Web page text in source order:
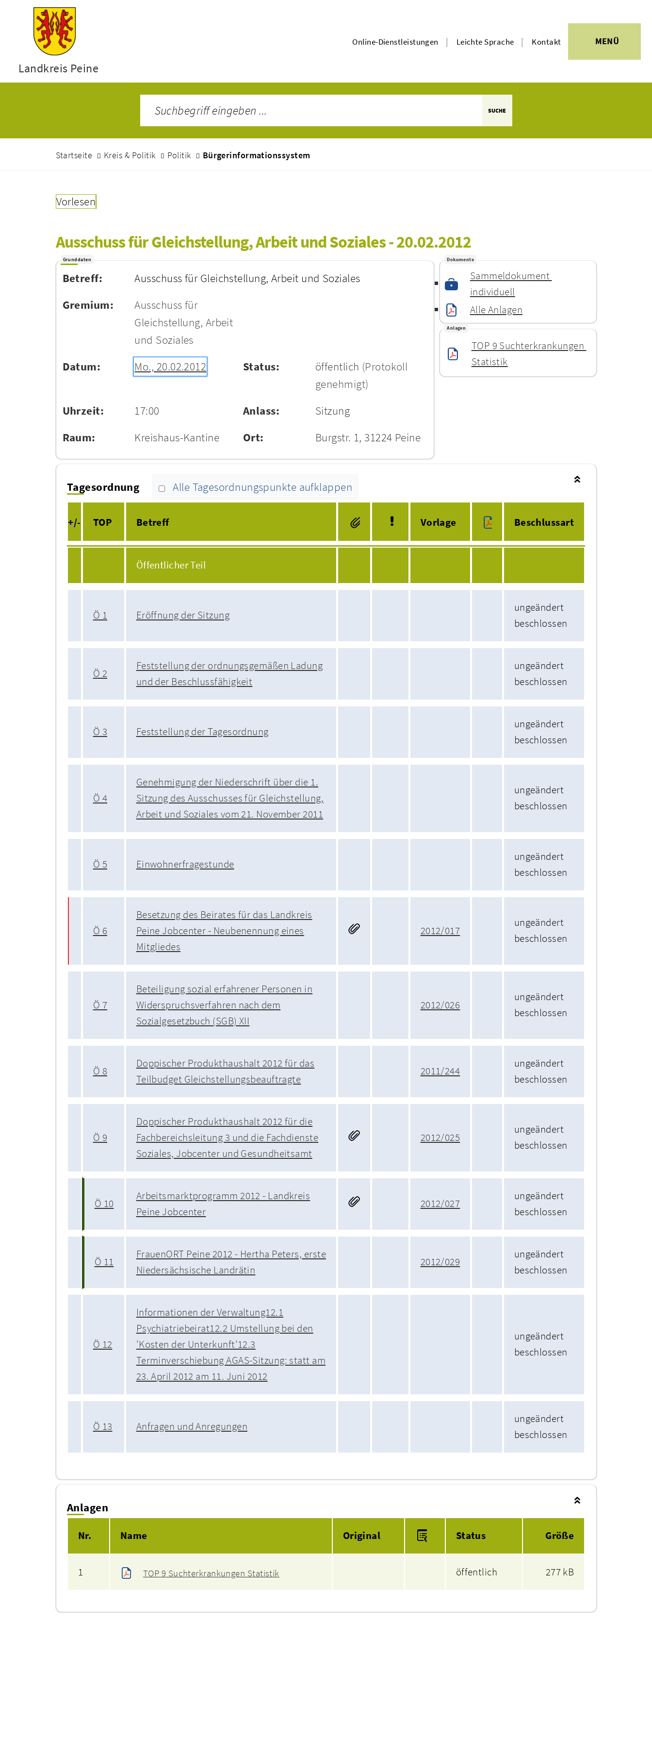
Landkreis Peine
Online-Dienstleistungen | Leichte Sprache | Kontakt MENÜ
SUCHE
Startseite Kreis & Politik Politik Bürgerinformationssystem
Vorlesen
Ausschuss für Gleichstellung, Arbeit und Soziales - 20.02.2012
Grunddaten
Betreff:
Ausschuss für Gleichstellung, Arbeit und Soziales
Gremium:
Ausschuss für
Gleichstellung, Arbeit
und Soziales
Datum:
Mo., 20.02.2012 Status: öffentlich (Protokoll
genehmigt)
Uhrzeit:
17:00 Anlass:
Sitzung
Raum:
Kreishaus-Kantine Ort: Burgstr. 1, 31224 Peine
Dokumente
Sammeldokument
individuell
Alle Anlagen
Anlagen
TOP 9 Suchterkrankungen
Statistik
Tagesordnung Alle Tagesordnungspunkte aufklappen
Tagesordnung
+/-
TOP Betreff Vorlage Beschlussart
Öffentlicher Teil
Ö 1 Eröffnung der Sitzung
ungeändert
beschlossen
Ö 2
Feststellung der ordnungsgemäßen Ladung
und der Beschlussfähigkeit
ungeändert
beschlossen
Ö 3 Feststellung der Tagesordnung
ungeändert
beschlossen
Ö 4
Genehmigung der Niederschrift über die 1.
Sitzung des Ausschusses für Gleichstellung,
Arbeit und Soziales vom 21. November 2011
ungeändert
beschlossen
Ö 5 Einwohnerfragestunde
ungeändert
beschlossen
Ö 6
Besetzung des Beirates für das Landkreis
Peine Jobcenter - Neubenennung eines
Mitgliedes
2012/017
ungeändert
beschlossen
Ö 7
Beteiligung sozial erfahrener Personen in
Widerspruchsverfahren nach dem
Sozialgesetzbuch (SGB) XII
2012/026
ungeändert
beschlossen
Ö 8
Doppischer Produkthaushalt 2012 für das
Teilbudget Gleichstellungsbeauftragte
2011/244
ungeändert
beschlossen
Ö 9
Doppischer Produkthaushalt 2012 für die
Fachbereichsleitung 3 und die Fachdienste
Soziales, Jobcenter und Gesundheitsamt
2012/025
ungeändert
beschlossen
Ö 10
Arbeitsmarktprogramm 2012 - Landkreis
Peine Jobcenter
2012/027
ungeändert
beschlossen
Ö 11
FrauenORT Peine 2012 - Hertha Peters, erste
Niedersächsische Landrätin
2012/029
ungeändert
beschlossen
Ö 12
Informationen der Verwaltung12.1
Psychiatriebeirat12.2 Umstellung bei den
'Kosten der Unterkunft'12.3
Terminverschiebung AGAS-Sitzung: statt am
23. April 2012 am 11. Juni 2012
ungeändert
beschlossen
Ö 13 Anfragen und Anregungen
ungeändert
beschlossen
Anlagen
Nr.
Name Original Status Größe
1 TOP 9 Suchterkrankungen Statistik öffentlich 277 kB